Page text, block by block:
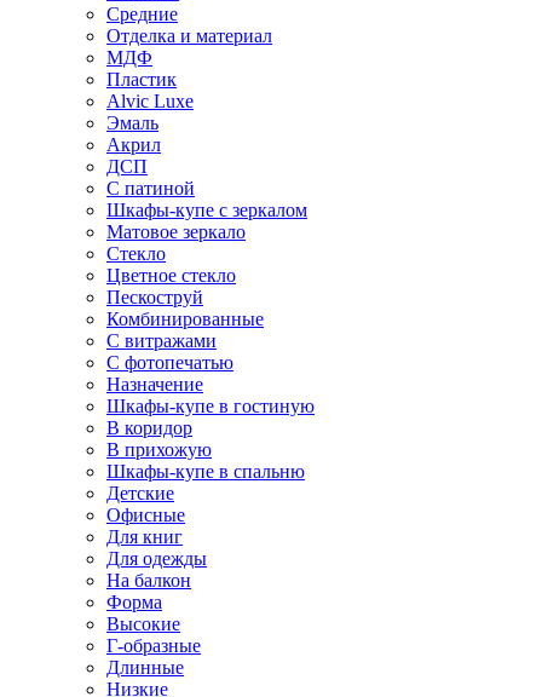
Средние
Отделка и материал
МДФ
Пластик
Alvic Luxe
Эмаль
Акрил
ДСП
С патиной
Шкафы-купе с зеркалом
Матовое зеркало
Стекло
Цветное стекло
Пескоструй
Комбинированные
С витражами
С фотопечатью
Назначение
Шкафы-купе в гостиную
В коридор
В прихожую
Шкафы-купе в спальню
Детские
Офисные
Для книг
Для одежды
На балкон
Форма
Высокие
Г-образные
Длинные
Низкие